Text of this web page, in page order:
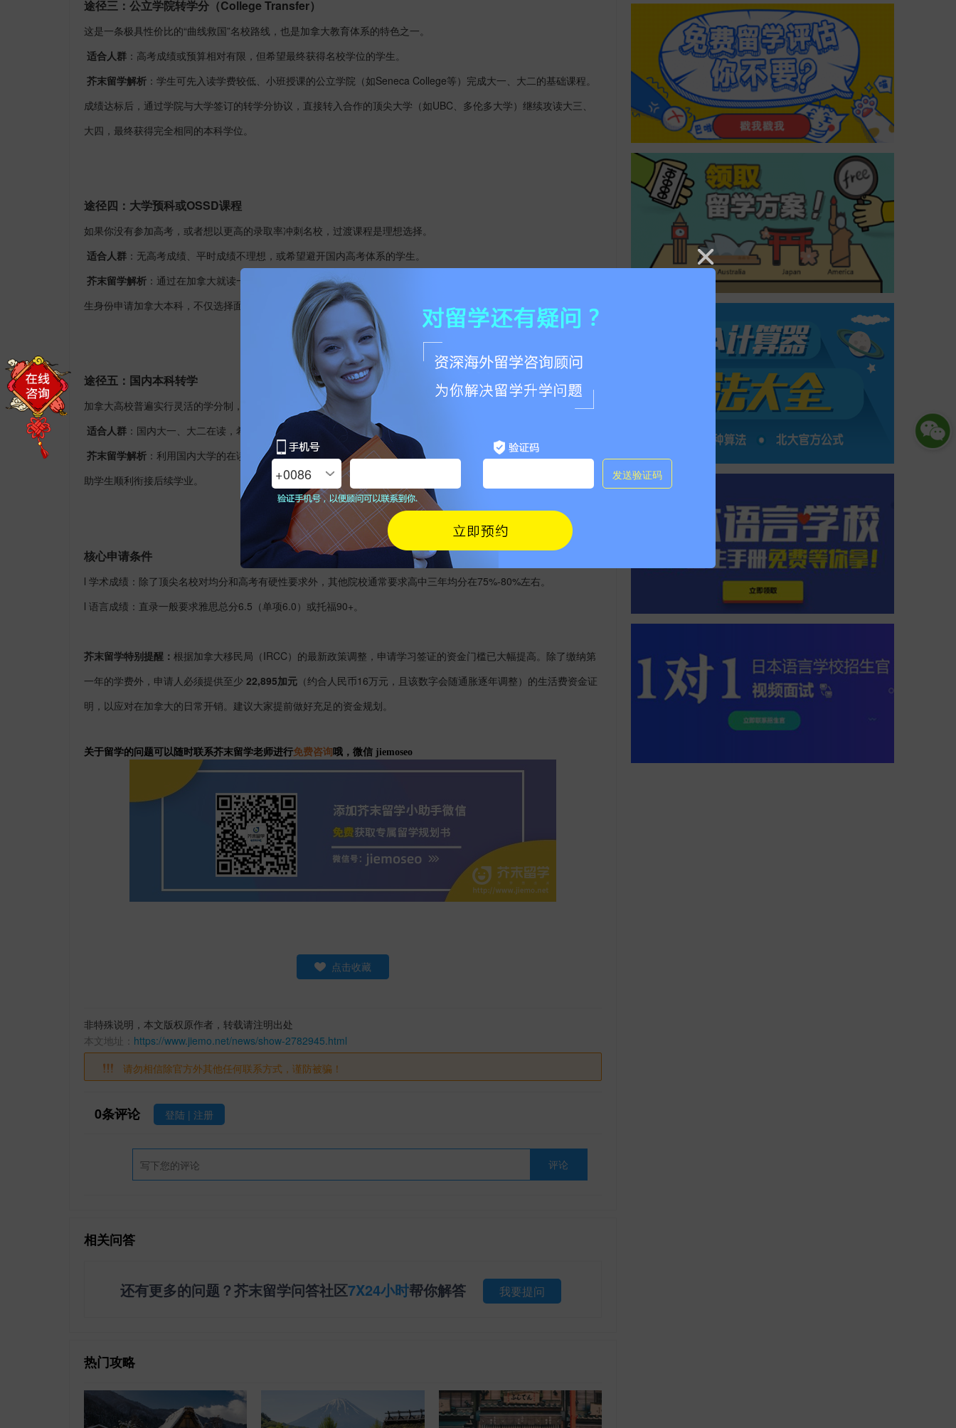
途径三：公立学院转学分（College Transfer）
这是一条极具性价比的“曲线救国”名校路线，也是加拿大教育体系的特色之一。
适合人群 ：高考成绩或预算相对有限，但希望最终获得名校学位的学生。
芥末留学解析 ：学生可先入读学费较低、小班授课的公立学院（如Seneca College等）完成大一、大二的基础课程。
成绩达标后，通过学院与大学签订的转学分协议，直接转入合作的顶尖大学（如UBC、多伦多大学）继续攻读大三、
大四，最终获得完全相同的本科学位。
途径四：大学预科或OSSD课程
如果你没有参加高考，或者想以更高的录取率冲刺名校，过渡课程是理想选择。
适合人群 ：无高考成绩、平时成绩不理想，或希望避开国内高考体系的学生。
芥末留学解析 ：通过在加拿大就读一年大学预科，或修读安大略省高中课程（
生身份申请加拿大本科，不仅选择面更广，录取率通常也远高于国际生直申。
途径五：国内本科转学
加拿大高校普遍实行灵活的学分制，支持跨校转学分。
适合人群 ：国内大一、大二在读，希望转换赛道或提升院校背景的学生。
芥末留学解析 ：利用国内大学的在读成绩和语言成绩申请加拿大高校，学校会根据课程匹配度减免部分已修学分，帮
助学生顺利衔接后续学业。
核心申请条件
l 学术成绩： 除了顶尖名校对均分和高考有硬性要求外，其他院校通常要求高中三年均分在75%-80%左右。
l 语言成绩：直录一般要求雅思总分6.5（单项6.0）或托福90+。
芥末留学特别提醒： 根据加拿大移民局（IRCC）的最新政策调整， 申请学习签证的资金门槛已大幅提高。除了缴纳第
一年的学费外，申请人必须提供至少 22,895加元 （约合人民币16万元，且该数字会随通胀逐年调整）的生活费资金证
明，以应对在加拿大的日常开销。建议大家提前做好充足的资金规划。
关于留学的问题可以随时联系芥末留学老师进行免费咨询 哦，微信 jiemoseo
点击收藏
非特殊说明，本文版权原作者，转载请注明出处
本文地址： https://www.jiemo.net/news/show-2782945.html
请勿相信除官方外其他任何联系方式，谨防被骗！
0条评论 登陆 | 注册
评论
相关问答
还有更多的问题？芥末留学问答社区7X24小时帮你解答 我要提问
热门攻略